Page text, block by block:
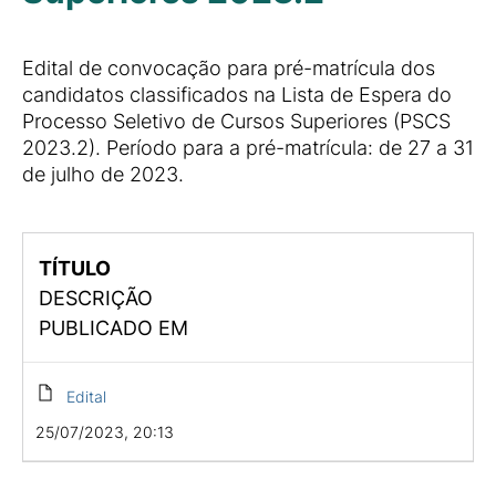
Edital de convocação para pré-matrícula dos
candidatos classificados na Lista de Espera do
Processo Seletivo de Cursos Superiores (PSCS
2023.2). Período para a pré-matrícula: de 27 a 31
de julho de 2023.
TÍTULO
DESCRIÇÃO
PUBLICADO EM
Edital
25/07/2023, 20:13